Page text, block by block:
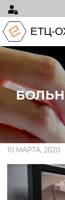
ЕТЦ-
10 МАРТА, 2020